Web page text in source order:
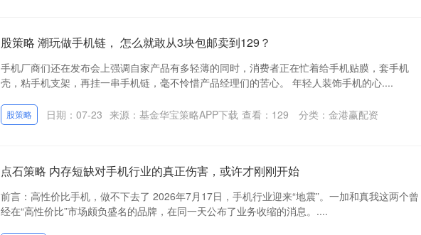
股策略 潮玩做手机链， 怎么就敢从3块包邮卖到129？
手机厂商们还在发布会上强调自家产品有多轻薄的同时，消费者正在忙着给手机贴膜，套手机
壳，粘手机支架，再挂一串手机链，毫不怜惜产品经理们的苦心。 年轻人装饰手机的心....
股策略 日期：07-23 来源：基金华宝策略APP下载 查看： 129 分类： 金港赢配资
点石策略 内存短缺对手机行业的真正伤害，或许才刚刚开始
前言：高性价比手机，做不下去了 2026年7月17日，手机行业迎来“地震”。一加和真我这两个曾
经在“高性价比”市场颇负盛名的品牌，在同一天公布了业务收缩的消息。....